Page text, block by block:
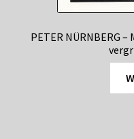
PETER NÜRNBERG –